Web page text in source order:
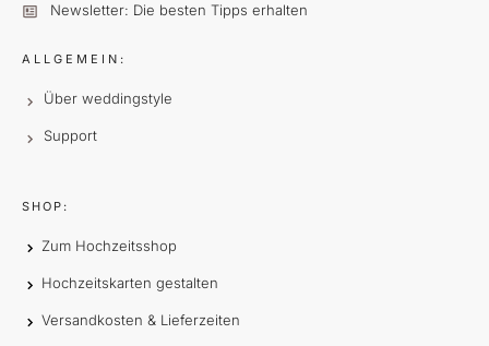
Newsletter: Die besten Tipps erhalten
ALLGEMEIN:
Über weddingstyle
Support
SHOP:
Zum Hochzeitsshop
Hochzeitskarten gestalten
Versandkosten & Lieferzeiten